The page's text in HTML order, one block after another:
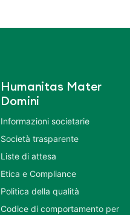
Humanitas Mater
Domini
Informazioni societarie
Società trasparente
Liste di attesa
Etica e Compliance
Politica della qualità
Codice di comportamento per